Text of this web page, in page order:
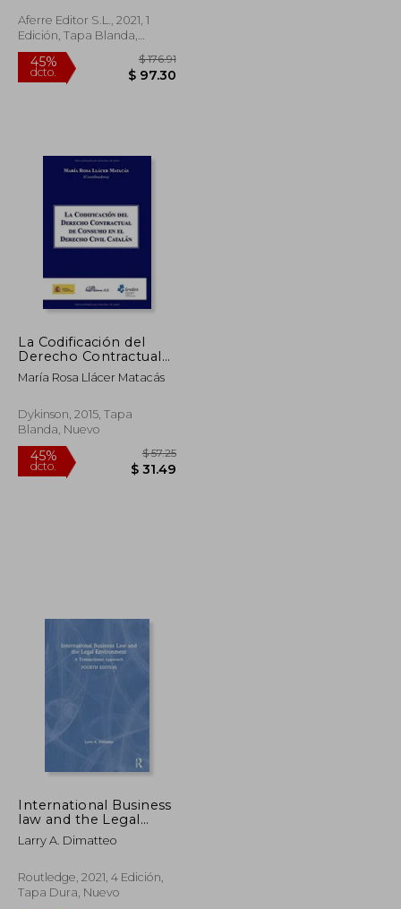
$ 22.88
Judicial y Registral
Reciente
Aferre Editor S.L., 2021, 1
Edición, Tapa Blanda,
Nuevo
dcto.
La Codificación del
Derecho Contractual
en el Derecho Civil
Catalán
María Rosa Llácer Matacás
Dykinson, 2015, Tapa
Blanda, Nuevo
International Business
law and the Legal
Environment: A
Transactional
Larry A. Dimatteo
Routledge, 2021, 4 Edición,
Tapa Dura, Nuevo